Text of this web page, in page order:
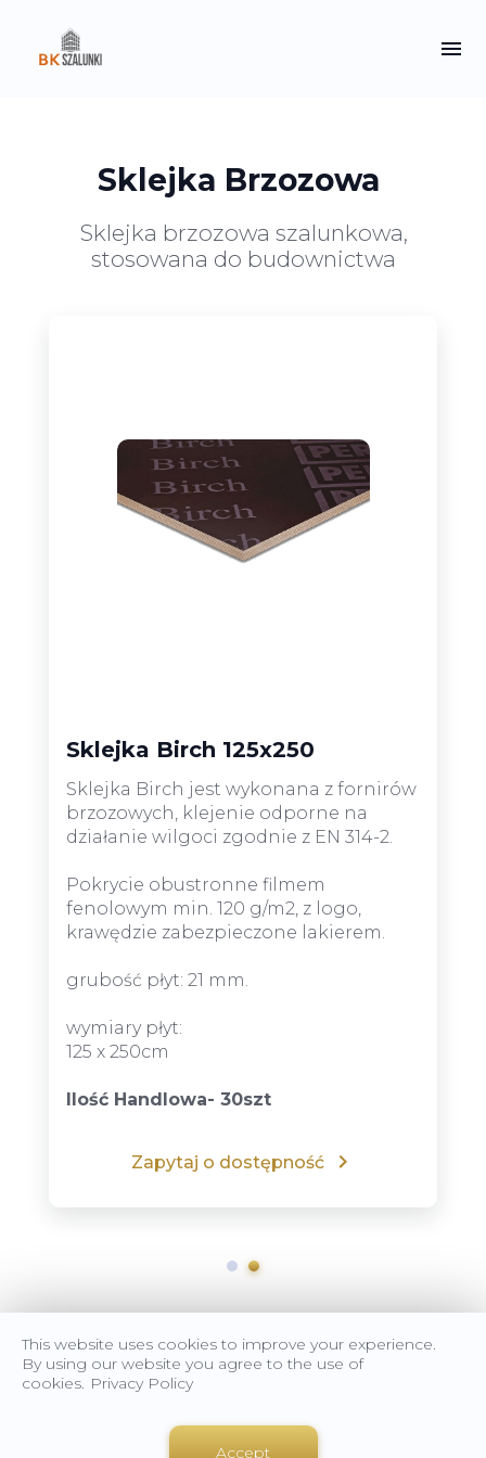
Sklejka Brzozowa
Sklejka brzozowa szalunkowa,
stosowana do budownictwa
Sklejka Birch 125x250
Sklejka Birch jest wykonana z fornirów
brzozowych, klejenie odporne na
działanie wilgoci zgodnie z EN 314-2.
Pokrycie obustronne filmem
fenolowym min. 120 g/m2, z logo,
krawędzie zabezpieczone lakierem.
grubość płyt: 21 mm.
wymiary płyt:
Ilość Handlowa- 30szt
Zapytaj o dostępność
Strona główna Sprzedaż szalunków
This website uses cookies to improve your experience.
By using our website you agree to the use of
cookies. Privacy Policy
Accept